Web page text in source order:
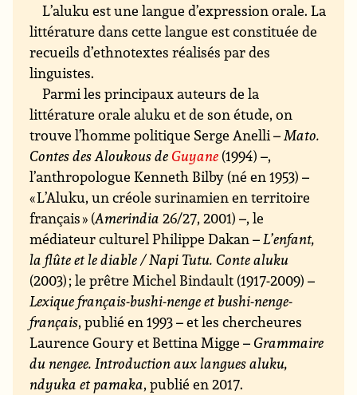
L’aluku est une langue d’expression orale. La
littérature dans cette langue est constituée de
recueils d’ethnotextes réalisés par des
linguistes.
Parmi les principaux auteurs de la
littérature orale aluku et de son étude, on
trouve l’homme politique Serge Anelli –Mato.
Contes des Aloukous de Guyane (1994) –,
l’anthropologue Kenneth Bilby (né en 1953) –
« L’Aluku, un créole surinamien en territoire
français » (Amerindia 26/27, 2001) –, le
médiateur culturel Philippe Dakan –L’enfant,
la flûte et le diable / Napi Tutu. Conte aluku
(2003) ; le prêtre Michel Bindault (1917-2009) –
Lexique français-bushi-nenge et bushi-nenge-
français, publié en 1993 – et les chercheures
Laurence Goury et Bettina Migge – Grammaire
du nengee. Introduction aux langues aluku,
ndyuka et pamaka, publié en 2017.